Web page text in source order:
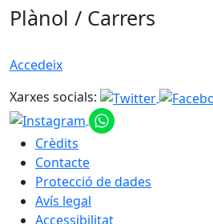
Plànol / Carrers
Accedeix
Xarxes socials:
Crèdits
Contacte
Protecció de dades
Avís legal
Accessibilitat